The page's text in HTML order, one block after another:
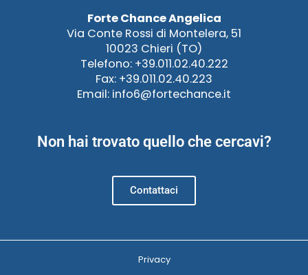
Forte Chance Angelica
Via Conte Rossi di Montelera, 51
10023 Chieri (TO)
Telefono: +39.011.02.40.222
Fax: +39.011.02.40.223
Email: info6@fortechance.it
Non hai trovato quello che cercavi?
Contattaci
Privacy